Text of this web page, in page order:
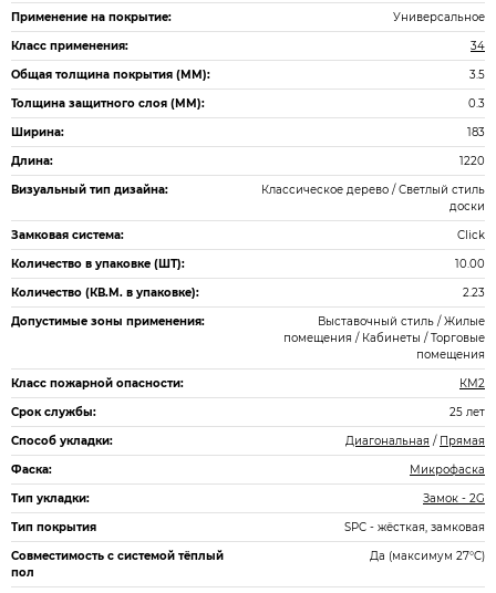
Применение на покрытие:
Универсальное
Класс применения:
34
Общая толщина покрытия (ММ):
3.5
Толщина защитного слоя (ММ):
0.3
Ширина:
183
Длина:
1220
Визуальный тип дизайна:
Классическое дерево / Светлый стиль
доски
Замковая система:
Click
Количество в упаковке (ШТ):
10.00
Количество (КВ.М. в упаковке):
2.23
Допустимые зоны применения:
Выставочный стиль / Жилые
помещения / Кабинеты / Торговые
помещения
Класс пожарной опасности:
КМ2
Срок службы:
25 лет
Способ укладки:
Диагональная / Прямая
Фаска:
Микрофаска
Тип укладки:
Замок - 2G
Тип покрытия
SPC - жёсткая, замковая
Совместимость с системой тёплый
пол
Да (максимум 27°C)